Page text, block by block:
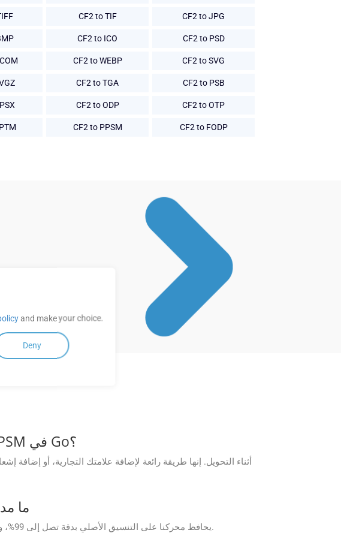
CF2 to TIF CF2 to JPG
CF2 to ICO CF2 to PSD
CF2 to WEBP CF2 to SVG
CF2 to TGA CF2 to PSB
CF2 to ODP CF2 to OTP
CF2 to PPSM CF2 to FODP
هل يمكنني إضافة العلامة المائية الخاصة بي عند تحويل ملف CF2 إلى PPSM في Go؟
ما
يحافظ محركنا على التنسيق الأصلي بدقة تصل إلى 99%، وخاصة بالنسبة للجداول والرسومات المتجهة؛ ومع ذلك، في الحالات القصوى، قد يتم تخصيص القواعد البديلة.
and make your choice.
Deny